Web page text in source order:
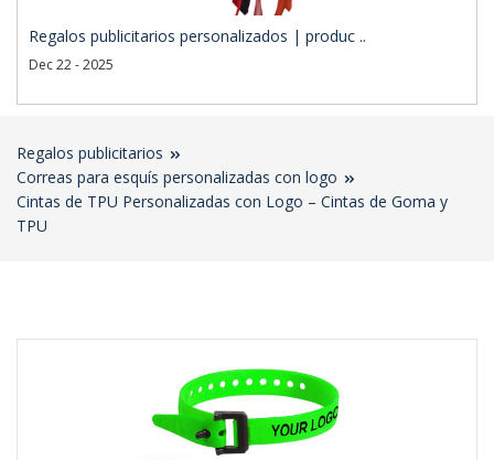
Regalos publicitarios personalizados | produc ..
Dec 22 - 2025
Regalos publicitarios
Correas para esquís personalizadas con logo
Cintas de TPU Personalizadas con Logo – Cintas de Goma y
TPU